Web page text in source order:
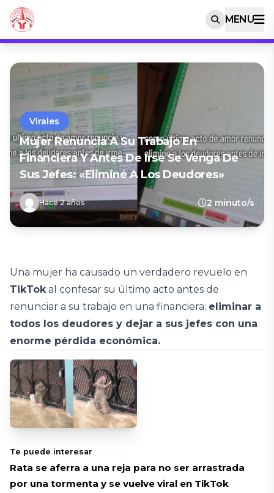
MENU
Virales
Mujer Renuncia A Su Trabajo En
Financiera Y Antes De Irse Se Venga De
Sus Jefes: «Eliminé A Los Deudores»
Hace 2 años 2 minuto/s
Una mujer ha causado un verdadero revuelo en
TikTokal confesar su último acto antes de
renunciar a su trabajo en una financiera: eliminar a
todos los deudores y dejar a sus jefes con una
enorme pérdida económica.
Te puede interesar
Rata se aferra a una reja para no ser arrastrada
por una tormenta y se vuelve viral en TikTok